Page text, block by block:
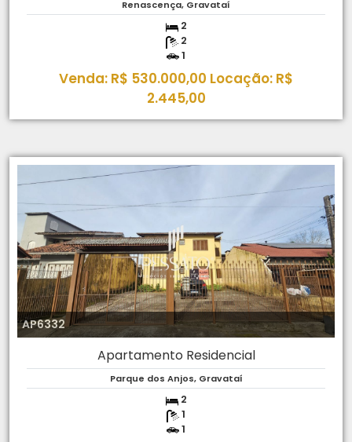
Renascença, Gravataí
2
2
1
Venda: R$ 530.000,00 Locação: R$
2.445,00
AP6332
Apartamento Residencial
Parque dos Anjos, Gravataí
2
1
1